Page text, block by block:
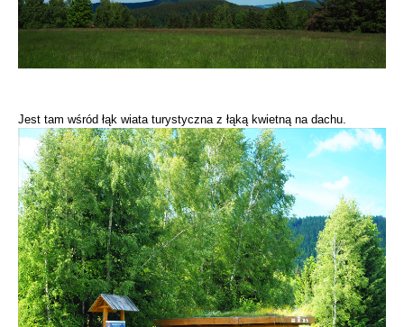
Jest tam wśród łąk wiata turystyczna z łąką kwietną na dachu.